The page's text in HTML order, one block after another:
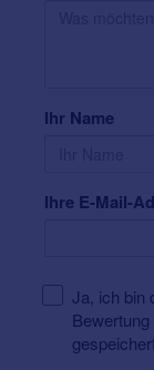
Ihr Name
Ihre E-Mail-
Ja, ich bin